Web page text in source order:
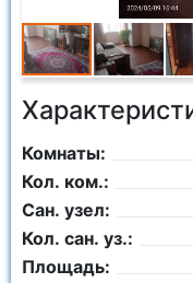
Комнаты:
Кол. ком.:
Сан. узел:
Кол. сан. уз.:
Площадь: